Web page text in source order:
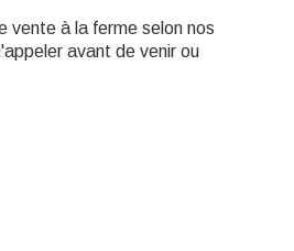
vente à la ferme selon nos
avant de venir ou